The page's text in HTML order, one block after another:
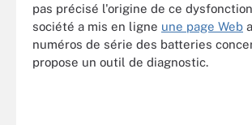
pas précisé l'origine de ce
société a mis en ligne une page Web
numéros de série des batteries
propose un outil de diagnostic.